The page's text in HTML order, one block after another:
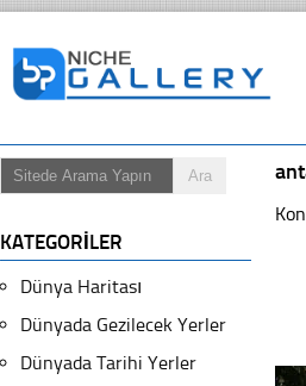
KATEGORILER
Dünya Haritası
Dünyada Gezilecek Yerler
Dünyada Tarihi Yerler